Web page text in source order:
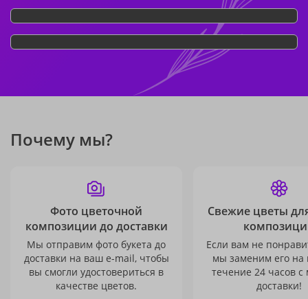
Почему мы?
Фото цветочной
композиции до доставки
Мы отправим фото букета до
доставки на ваш e-mail, чтобы
вы смогли удостовериться в
качестве цветов.
Свежие цветы
Если вам не
мы заменим его на
течение 24 часов с
доставки!